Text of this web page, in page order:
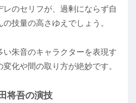
レのセリフが、過剰にならず自
技量の高さゆえでしょう。
い朱音のキャラクターを表現す
化や間の取り方が絶妙です。
将吾の演技